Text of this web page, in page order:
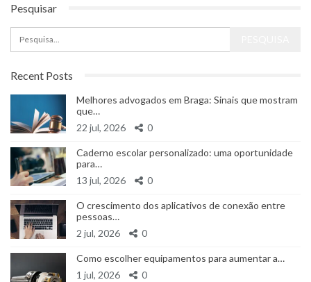
Pesquisar
Recent Posts
Melhores advogados em Braga: Sinais que mostram
que…
22 jul, 2026
0
Caderno escolar personalizado: uma oportunidade
para…
13 jul, 2026
0
O crescimento dos aplicativos de conexão entre
pessoas…
2 jul, 2026
0
Como escolher equipamentos para aumentar a…
1 jul, 2026
0